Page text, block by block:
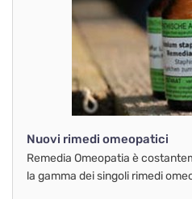
Nuovi rimedi omeopatici
Remedia Omeopatia è
la gamma dei singoli rimedi